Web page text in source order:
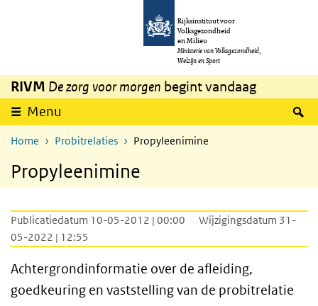
Overslaan en naar de inhoud gaan
Rijksinstituut voor
Volksgezondheid
en Milieu
Ministerie van Volksgezondheid,
Welzijn en Sport
RIVM De zorg voor morgen begint vandaag
Menu
Home Probitrelaties Propyleenimine
Propyleenimine
Publicatiedatum 10-05-2012 | 00:00
Wijzigingsdatum 31-
05-2022 | 12:55
Achtergrondinformatie over de afleiding,
goedkeuring en vaststelling van de probitrelatie